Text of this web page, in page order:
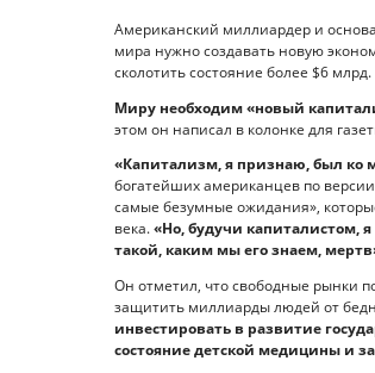
Американский миллиардер и
мира нужно создавать новую
сколотить состояние более $6 млрд.
Миру необходим «новый
этом он написал в колонке для
«Капитализм, я признаю, был ко
богатейших американцев по
самые безумные ожидания»,
века.«Но, будучи капиталистом,
такой, каким мы его знаем,
Он отметил, что свободные рынки
защитить миллиарды людей от
инвестировать в развитие
состояние детской медицины и